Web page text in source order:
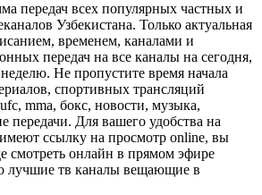
передач всех популярных частных и
Узбекистана. Только актуальная
временем, каналами и
передач на все каналы на сегодня,
Не пропустите время начала
спортивных трансляций
mma, бокс, новости, музыка,
передачи. Для вашего удобства на
ссылку на просмотр online, вы
смотреть онлайн в прямом эфире
лучшие тв каналы вещающие в